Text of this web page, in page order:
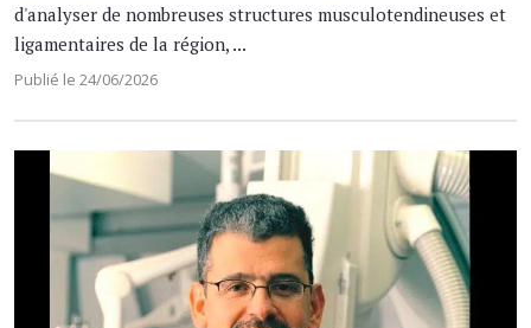
d'analyser de nombreuses structures musculotendineuses et
ligamentaires de la région, ...
Publié le 24/06/2026